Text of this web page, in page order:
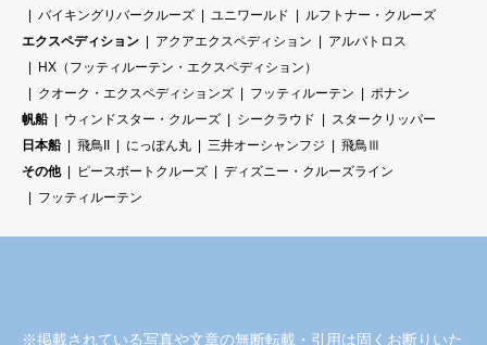
バイキングリバークルーズ
ユニワールド
ルフトナー・クルーズ
エクスペディション
アクアエクスペディション
アルバトロス
HX（フッティルーテン・エクスペディション）
クオーク・エクスペディションズ
フッティルーテン
ポナン
帆船
ウィンドスター・クルーズ シークラウド
スタークリッパー
日本船
飛鳥II にっぽん丸 三井オーシャンフジ
飛鳥Ⅲ
その他
ピースボートクルーズ
ディズニー・クルーズライン
フッティルーテン
※掲載されている写真や文章の無断転載・引用は固くお断りいた